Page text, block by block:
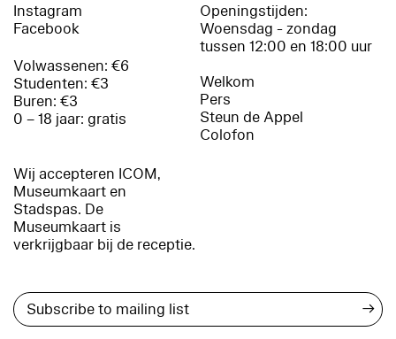
Instagram
Facebook
Volwassenen: €6
Studenten: €3
Buren: €3
0 – 18 jaar: gratis
Wij accepteren ICOM,
Museumkaart en
Stadspas. De
Museumkaart is
verkrijgbaar bij de receptie.
Openingstijden:
Woensdag - zondag
tussen 12:00 en 18:00 uur
Welkom
Pers
Steun de Appel
Colofon
→